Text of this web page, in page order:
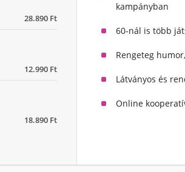
kampányban
60-nál is több
Rengeteg
Látványos és
Online
28.890 Ft
12.990 Ft
18.890 Ft